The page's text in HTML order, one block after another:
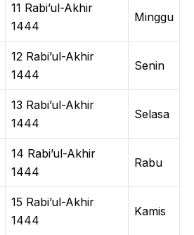
11 Rabi’ul-Akhir
1444
Minggu
12 Rabi’ul-Akhir
1444
Senin
13 Rabi’ul-Akhir
1444
Selasa
14 Rabi’ul-Akhir
1444
Rabu
15 Rabi’ul-Akhir
1444
Kamis